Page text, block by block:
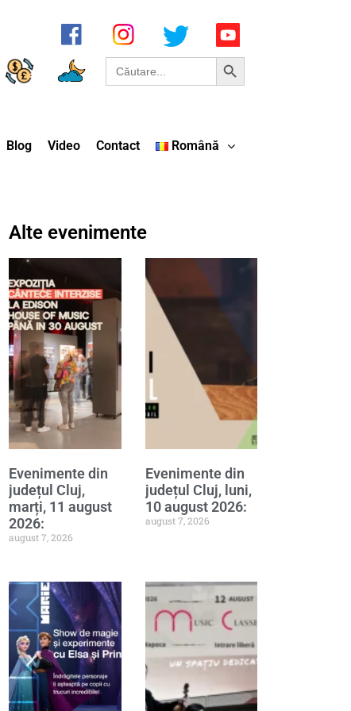
Search
for:
Search Button
Blog Video Contact Română
Alte evenimente
Evenimente din
județul Cluj,
marți, 11 august
2026:
august 7, 2026
Evenimente din
județul Cluj, luni,
10 august 2026:
august 7, 2026